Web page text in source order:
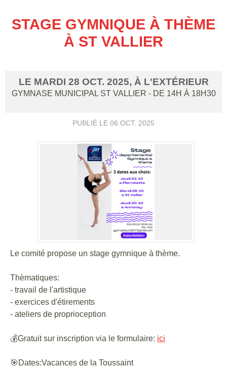
STAGE GYMNIQUE À THÈME
À ST VALLIER
LE MARDI 28 OCT. 2025, À L'EXTÉRIEUR
GYMNASE MUNICIPAL ST VALLIER - DE 14H À 18H30
PUBLIÉ LE 06 OCT. 2025
Le comité propose un stage gymnique à thème.
Thèmatiques:
- travail de l'artistique
- exercices d'étirements
- ateliers de proprioception
💰Gratuit sur inscription via le formulaire: ici
🎯Dates:Vacances de la Toussaint